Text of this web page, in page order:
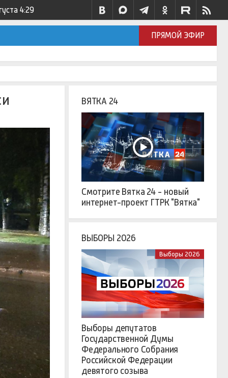
4:29
ПРЯМОЙ ЭФИР
ВЯТКА 24
Смотрите Вятка 24 - новый
интернет-проект ГТРК "Вятка"
ВЫБОРЫ 2026
Выборы 2026
Выборы депутатов
Государственной Думы
Федерального Собрания
Российской Федерации
девятого созыва